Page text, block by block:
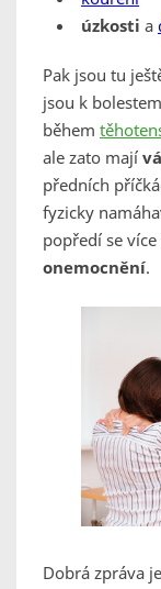
úzkosti a
Pak jsou tu
jsou k
během
ale zato mají
předních
fyzicky
popředí se
onemocnění.
Dobrá zpráva